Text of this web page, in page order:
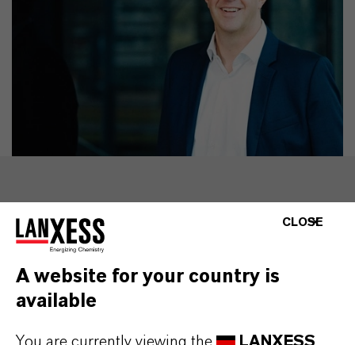
MEHR ÜBER DIESES THEMA
PRESSEINFORMATIONEN
CLOSE
A website for your country is
available
You are currently viewing the LANXESS